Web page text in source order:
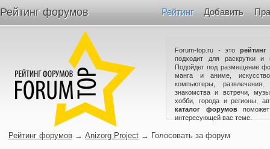
Рейтинг форумов Рейтинг Добавить
Forum-top.ru - это
подходит для раскрутки и
Подойдет под размещение
манга и аниме,
компьютеры,
знакомства и встречи,
хобби, города и регионы,
каталог форумов
интересующей вас теме.
Рейтинг форумов → Anizorg Project → Голосовать за форум